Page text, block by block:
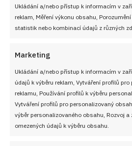
Ukládání a/nebo přístup k informacím v
reklam, Měření výkonu obsahu,
statistik nebo kombinací údajů z různých
Marketing
Ukládání a/nebo přístup k informacím v
údajů k výběru reklam, Vytváření profilů
reklamu, Používání profilů k výběru
Vytváření profilů pro personalizovaný
výběr personalizovaného obsahu, Rozvoj
omezených údajů k výběru obsahu.